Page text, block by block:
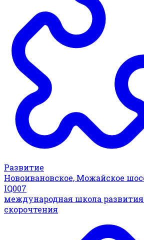
Развитие
Новоивановское, Можайское
IQ007
международная школа развития
скорочтения